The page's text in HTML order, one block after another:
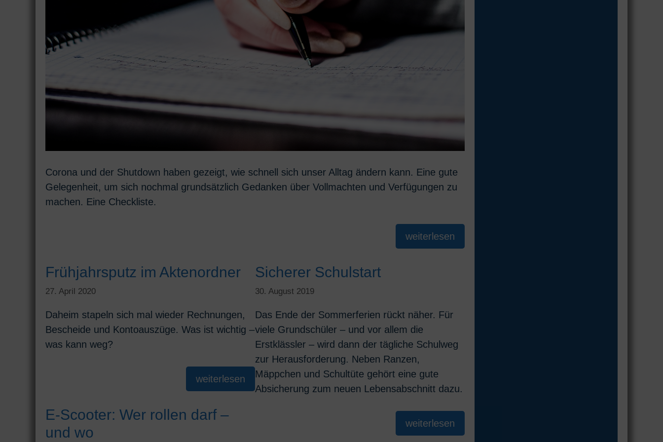
Corona und der Shutdown haben gezeigt, wie schnell sich unser Alltag ändern kann. Eine gute
Gelegenheit, um sich nochmal grundsätzlich Gedanken über Vollmachten und Verfügungen zu
machen. Eine Checkliste.
weiterlesen
Frühjahrsputz im Aktenordner
27. April 2020
Daheim stapeln sich mal wieder Rechnungen,
Bescheide und Kontoauszüge. Was ist wichtig –
was kann weg?
weiterlesen
Sicherer Schulstart
30. August 2019
Das Ende der Sommerferien rückt näher. Für
viele Grundschüler – und vor allem die
Erstklässler – wird dann der tägliche Schulweg
zur Herausforderung. Neben Ranzen,
Mäppchen und Schultüte gehört eine gute
Absicherung zum neuen Lebensabschnitt dazu.
weiterlesen
E-Scooter: Wer rollen darf –
und wo